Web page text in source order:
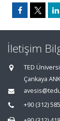
İletişim
TED
Çankaya
+90 (312)